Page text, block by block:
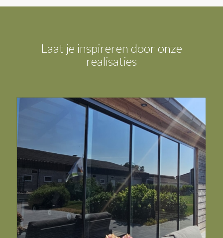
Laat je inspireren door onze
realisaties